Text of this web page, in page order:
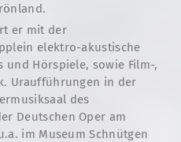
er mit der
elektro-akustische
und Hörspiele, sowie Film-,
Uraufführungen in der
des
Deutschen Oper am
im Museum Schnütgen